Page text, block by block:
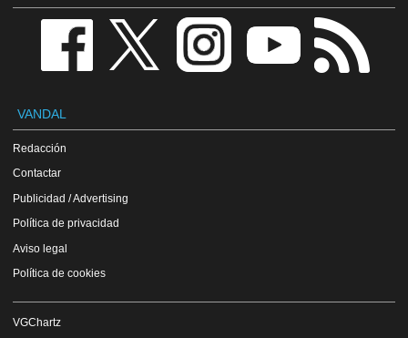
VANDAL
Redacción
Contactar
Publicidad / Advertising
Política de privacidad
Aviso legal
Política de cookies
VGChartz